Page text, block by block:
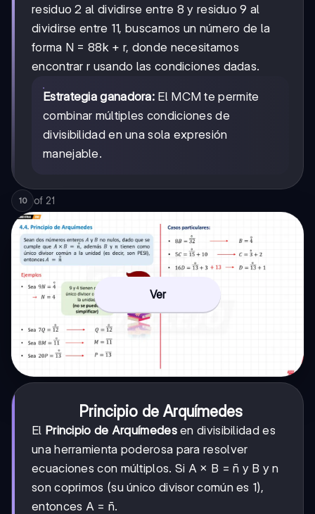
residuo 2 al dividirse entre 8 y residuo 9 al
dividirse entre 11, buscamos un número de la
forma N = 88k + r, donde necesitamos
encontrar r usando las condiciones dadas.
Estrategia ganadora: El MCM te permite
combinar múltiples condiciones de
divisibilidad en una sola expresión
manejable.
10 of 21
Ver
Principio de Arquímedes
El Principio de Arquímedesen divisibilidad es
una herramienta poderosa para resolver
ecuaciones con múltiplos. Si A × B = n̄ y B y n
son coprimos (su único divisor común es 1),
entonces A = n̄.